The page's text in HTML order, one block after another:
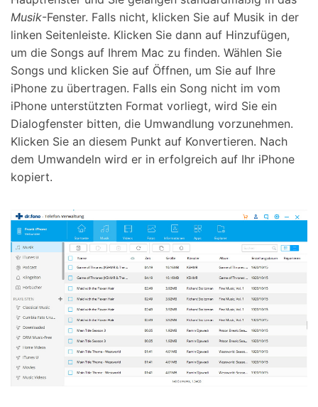
Musik-Fenster. Falls nicht, klicken Sie auf Musik in der
linken Seitenleiste. Klicken Sie dann auf Hinzufügen,
um die Songs auf Ihrem Mac zu finden. Wählen Sie
Songs und klicken Sie auf Öffnen, um Sie auf Ihre
iPhone zu übertragen. Falls ein Song nicht im vom
iPhone unterstützten Format vorliegt, wird Sie ein
Dialogfenster bitten, die Umwandlung vorzunehmen.
Klicken Sie an diesem Punkt auf Konvertieren. Nach
dem Umwandeln wird er in erfolgreich auf Ihr iPhone
kopiert.